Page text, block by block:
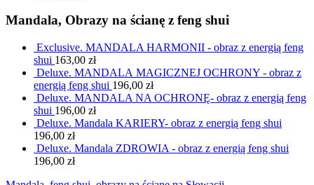
Mandala, Obrazy na ścianę z feng shui
Exclusive. MANDALA HARMONII - obraz z energią feng
shui 163,00 zł
Deluxe. MANDALA MAGICZNEJ OCHRONY - obraz z
energią feng shui 196,00 zł
Deluxe. MANDALA NA OCHRONĘ- obraz z energią feng
shui 196,00 zł
Deluxe. Mandala KARIERY- obraz z energią feng shui
196,00 zł
Deluxe. Mandala ZDROWIA - obraz z energią feng shui
196,00 zł